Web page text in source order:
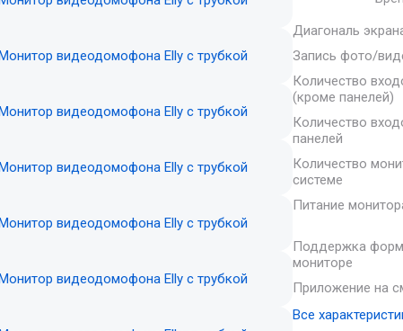
Диагональ
Запись фото/
Количество
(кроме панелей)
Количество
панелей
Количество
системе
Питание
Поддержка
мониторе
Приложение на
Все